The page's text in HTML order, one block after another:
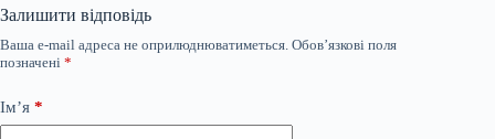
Залишити відповідь
Ваша e-mail адреса не оприлюднюватиметься. Обов’язкові поля
позначені *
Ім’я *